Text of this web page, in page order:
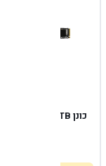
כונן Samsung 990 EVO PLUS 1TB